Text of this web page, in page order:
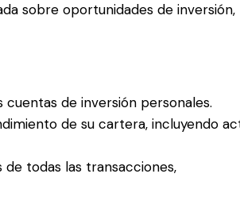
sobre oportunidades de inversión,
cuentas de inversión personales.
de su cartera, incluyendo
todas las transacciones,